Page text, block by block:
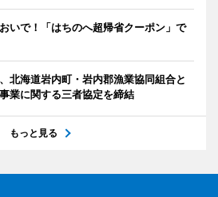
いで！「はちのへ超帰省クーポン」で
北海道岩内町・岩内郡漁業協同組合と
業に関する三者協定を締結
もっと見る